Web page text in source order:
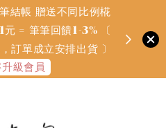
結帳 贈送不同比例椛
= 筆筆回饋1-3% 〔
單成立安排出貨 〕
級會員